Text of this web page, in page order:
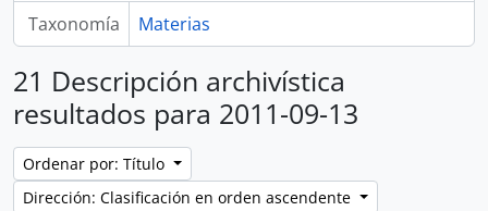
Taxonomía Materias
21 Descripción archivística
resultados para 2011-09-13
Ordenar por: Título
Dirección: Clasificación en orden ascendente